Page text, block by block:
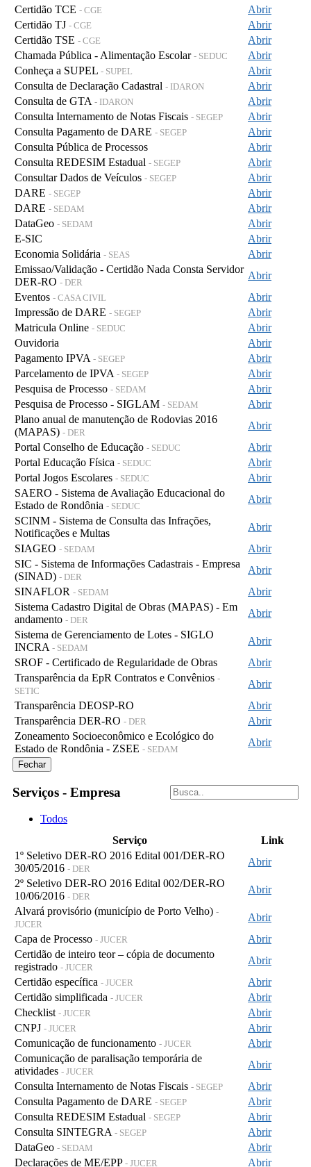
Certidão TCE - CGE
Abrir
Certidão TJ - CGE
Abrir
Certidão TSE - CGE
Abrir
Chamada Pública - Alimentação Escolar - SEDUC
Abrir
Conheça a SUPEL - SUPEL
Abrir
Consulta de Declaração Cadastral - IDARON
Abrir
Consulta de GTA - IDARON
Abrir
Consulta Internamento de Notas Fiscais - SEGEP
Abrir
Consulta Pagamento de DARE - SEGEP
Abrir
Consulta Pública de Processos
Abrir
Consulta REDESIM Estadual - SEGEP
Abrir
Consultar Dados de Veículos - SEGEP
Abrir
DARE - SEGEP
Abrir
DARE - SEDAM
Abrir
DataGeo - SEDAM
Abrir
E-SIC
Abrir
Economia Solidária - SEAS
Abrir
Emissao/Validação - Certidão Nada Consta Servidor
DER-RO - DER
Abrir
Eventos - CASA CIVIL
Abrir
Impressão de DARE - SEGEP
Abrir
Matricula Online - SEDUC
Abrir
Ouvidoria
Abrir
Pagamento IPVA - SEGEP
Abrir
Parcelamento de IPVA - SEGEP
Abrir
Pesquisa de Processo - SEDAM
Abrir
Pesquisa de Processo - SIGLAM - SEDAM
Abrir
Plano anual de manutenção de Rodovias 2016
(MAPAS) - DER
Abrir
Portal Conselho de Educação - SEDUC
Abrir
Portal Educação Física - SEDUC
Abrir
Portal Jogos Escolares - SEDUC
Abrir
SAERO - Sistema de Avaliação Educacional do
Estado de Rondônia - SEDUC
Abrir
SCINM - Sistema de Consulta das Infrações,
Notificações e Multas
Abrir
SIAGEO - SEDAM
Abrir
SIC - Sistema de Informações Cadastrais - Empresa
(SINAD) - DER
Abrir
SINAFLOR - SEDAM
Abrir
Sistema Cadastro Digital de Obras (MAPAS) - Em
andamento - DER
Abrir
Sistema de Gerenciamento de Lotes - SIGLO
INCRA - SEDAM
Abrir
SROF - Certificado de Regularidade de Obras
Abrir
Transparência da EpR Contratos e Convênios -
SETIC
Abrir
Transparência DEOSP-RO
Abrir
Transparência DER-RO - DER
Abrir
Zoneamento Socioeconômico e Ecológico do
Estado de Rondônia - ZSEE - SEDAM
Abrir
Fechar
Serviços - Empresa
Todos
Serviço
Link
1º Seletivo DER-RO 2016 Edital 001/DER-RO
30/05/2016 - DER
Abrir
2º Seletivo DER-RO 2016 Edital 002/DER-RO
10/06/2016 - DER
Abrir
Alvará provisório (município de Porto Velho) -
JUCER
Abrir
Capa de Processo - JUCER
Abrir
Certidão de inteiro teor – cópia de documento
registrado - JUCER
Abrir
Certidão específica - JUCER
Abrir
Certidão simplificada - JUCER
Abrir
Checklist - JUCER
Abrir
CNPJ - JUCER
Abrir
Comunicação de funcionamento - JUCER
Abrir
Comunicação de paralisação temporária de
atividades - JUCER
Abrir
Consulta Internamento de Notas Fiscais - SEGEP
Abrir
Consulta Pagamento de DARE - SEGEP
Abrir
Consulta REDESIM Estadual - SEGEP
Abrir
Consulta SINTEGRA - SEGEP
Abrir
DataGeo - SEDAM
Abrir
Declarações de ME/EPP - JUCER Abrir